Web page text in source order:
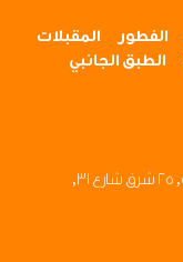
الفطور
المقبلات
الطبق الجانبي
شركة جلوبال إكسبورت للتسويق المحدودة, ٢٥ شرق شارع ٣١,